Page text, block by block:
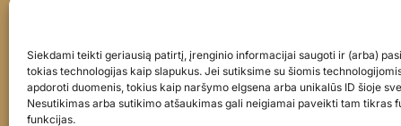
Siekdami teikti geriausią patirtį, įrenginio informacijai saugoti ir (arba)
tokias technologijas kaip slapukus. Jei sutiksime su šiomis
apdoroti duomenis, tokius kaip naršymo elgsena arba unikalūs ID šioje
Nesutikimas arba sutikimo atšaukimas gali neigiamai paveikti tam tikras
funkcijas.